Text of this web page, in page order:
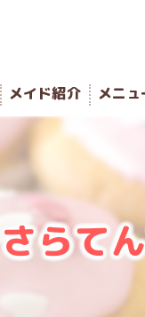
メイド紹介 メニュ
さらて